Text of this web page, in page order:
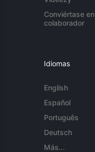
Conviértase en
colaborador
Idiomas
English
Español
Português
Deutsch
Más...